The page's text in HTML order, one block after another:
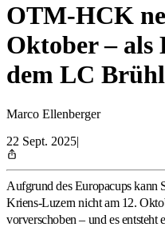
OTM-HCK
Oktober – als
dem LC Brühl
Marco Ellenberger
22 Sept. 2025|
Aufgrund des Europacups kann
Kriens-Luzern nicht am 12.
vorverschoben – und es entsteht